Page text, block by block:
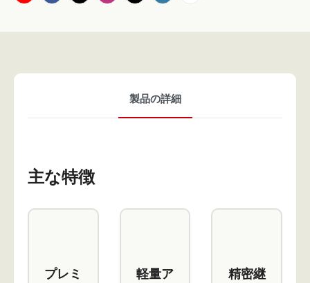
製品の詳細
主な特徴
プレミ
軽量ア
精密継